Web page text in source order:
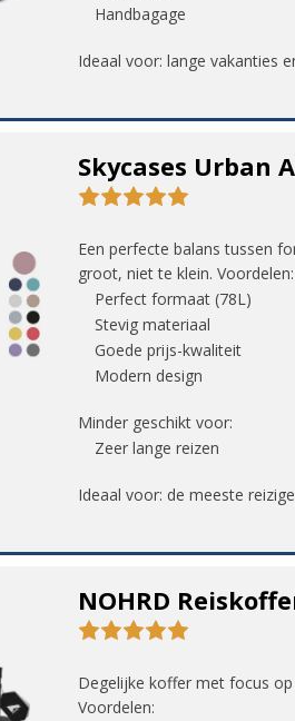
Handbagage
Ideaal voor: lange vakanties
Skycases Urban
Een perfecte balans tussen
groot, niet te klein. Voordelen:
Perfect formaat (78L)
Stevig materiaal
Goede prijs-kwaliteit
Modern design
Minder geschikt voor:
Zeer lange reizen
Ideaal voor: de meeste
NOHRD
Degelijke koffer met focus
Voordelen: